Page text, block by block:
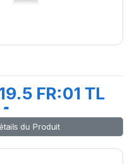
FR:01 TL
du Produit